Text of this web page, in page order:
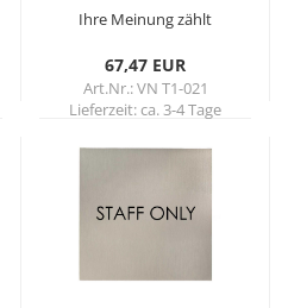
Ihre Meinung zählt
67,47 EUR
Art.Nr.: VN T1-021
Lieferzeit:ca. 3-4 Tage